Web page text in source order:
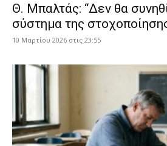
Θ. Μπαλτάς: “Δεν θα
σύστημα της
10 Μαρτίου 2026 στις 23:55